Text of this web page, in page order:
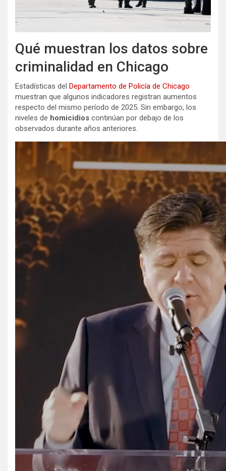
Qué muestran los datos sobre
criminalidad en Chicago
Estadísticas del Departamento de Policía de Chicago
muestran que algunos indicadores registran aumentos
respecto del mismo período de 2025. Sin embargo, los
niveles de homicidios continúan por debajo de los
observados durante años anteriores.